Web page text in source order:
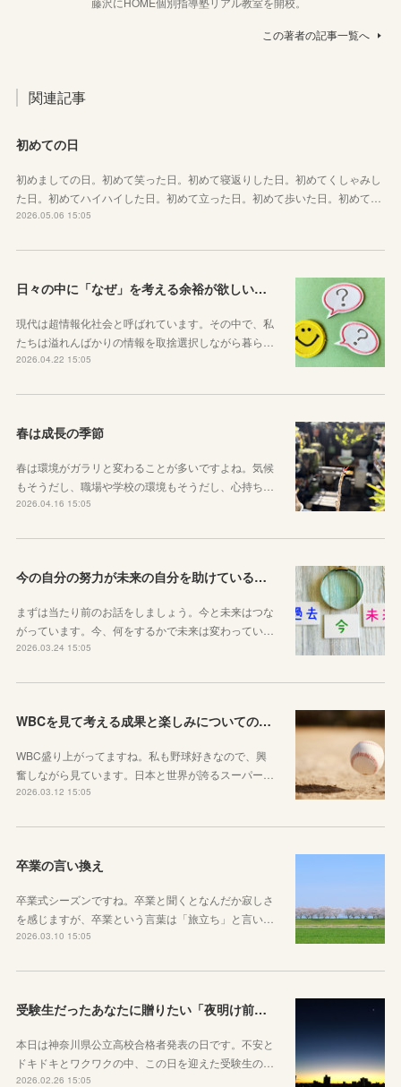
この著者の記事一覧へ
関連記事
初めての日
初めましての日。初めて笑った日。初めて寝返りした日。初めてくしゃみし
た日。初めてハイハイした日。初めて立った日。初めて歩いた日。初めて…
2026.05.06 15:05
日々の中に「なぜ」を考える余裕が欲しい子どもたちへ
現代は超情報化社会と呼ばれています。その中で、私
たちは溢れんばかりの情報を取捨選択しながら暮ら…
2026.04.22 15:05
春は成長の季節
春は環境がガラリと変わることが多いですよね。気候
もそうだし、職場や学校の環境もそうだし、心持ち…
2026.04.16 15:05
今の自分の努力が未来の自分を助けているという感覚を持とう！
まずは当たり前のお話をしましょう。今と未来はつな
がっています。今、何をするかで未来は変わってい…
2026.03.24 15:05
WBCを見て考える成果と楽しみについてのお話
WBC盛り上がってますね。私も野球好きなので、興
奮しながら見ています。日本と世界が誇るスーパー…
2026.03.12 15:05
卒業の言い換え
卒業式シーズンですね。卒業と聞くとなんだか寂しさ
を感じますが、卒業という言葉は「旅立ち」と言い…
2026.03.10 15:05
受験生だったあなたに贈りたい「夜明け前」のお話
本日は神奈川県公立高校合格者発表の日です。不安と
ドキドキとワクワクの中、この日を迎えた受験生の…
2026.02.26 15:05